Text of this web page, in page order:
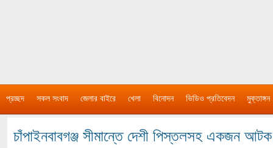
প্রচ্ছদ সকল সংবাদ জেলার বাইরে খেলা বিনোদন ভিডিও প্রতিবেদন মুক্তাঙ্গন
চাঁপাইনবাবগঞ্জ সীমান্তে দেশী পিস্তলসহ একজন আটক